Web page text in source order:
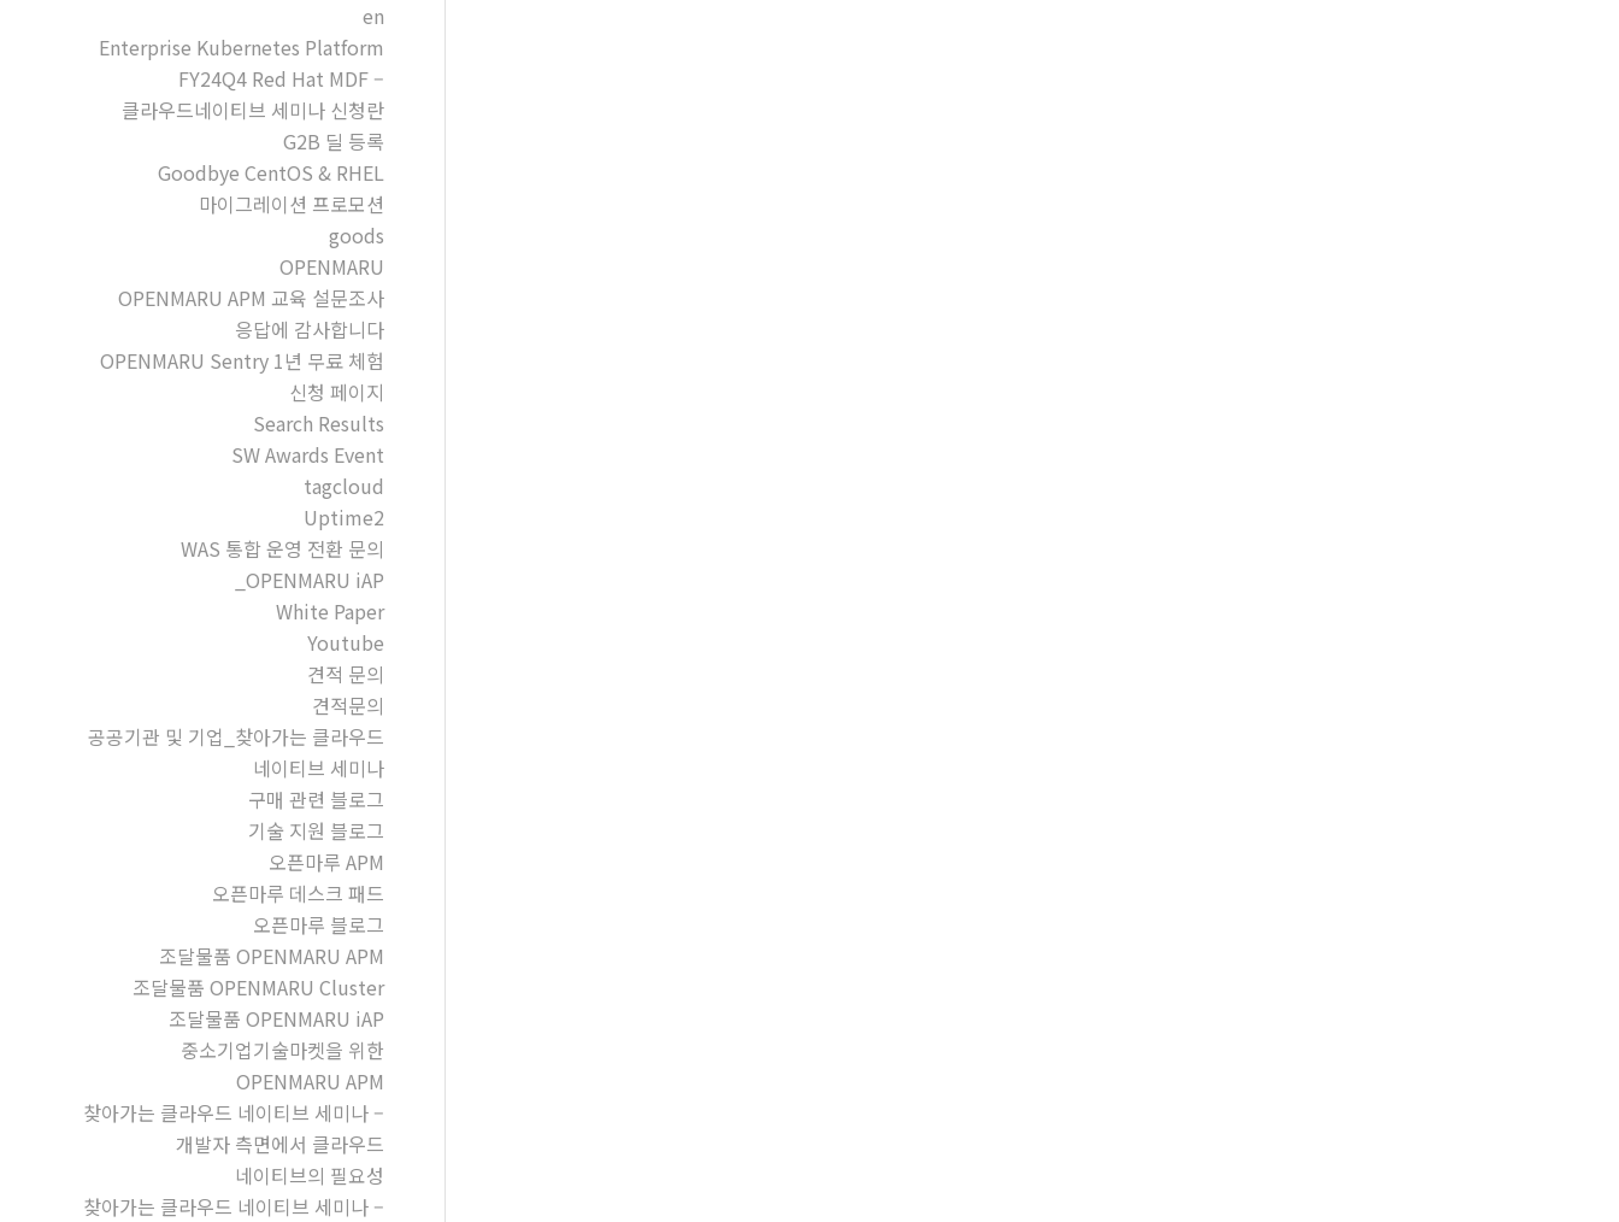
en
Enterprise Kubernetes Platform
FY24Q4 Red Hat MDF –
클라우드네이티브 세미나 신청란
G2B 딜 등록
Goodbye CentOS & RHEL
마이그레이션 프로모션
goods
OPENMARU
OPENMARU APM 교육 설문조사
응답에 감사합니다
OPENMARU Sentry 1년 무료 체험
신청 페이지
Search Results
SW Awards Event
tagcloud
Uptime2
WAS 통합 운영 전환 문의
_OPENMARU iAP
White Paper
Youtube
견적 문의
견적문의
공공기관 및 기업_찾아가는 클라우드
네이티브 세미나
구매 관련 블로그
기술 지원 블로그
오픈마루 APM
오픈마루 데스크 패드
오픈마루 블로그
조달물품 OPENMARU APM
조달물품 OPENMARU Cluster
조달물품 OPENMARU iAP
중소기업기술마켓을 위한
OPENMARU APM
찾아가는 클라우드 네이티브 세미나 –
개발자 측면에서 클라우드
네이티브의 필요성
찾아가는 클라우드 네이티브 세미나 –